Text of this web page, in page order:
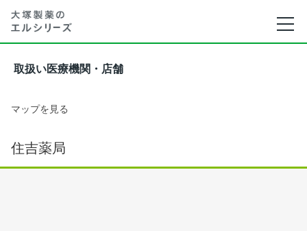
取扱い医療機関・店舗
マップを見る
住吉薬局